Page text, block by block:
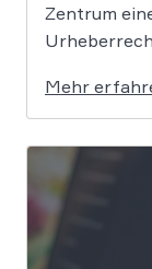
Zentrum
die Rechte
App werden
Mehr